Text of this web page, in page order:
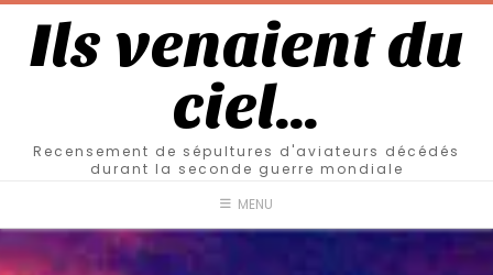
Ils venaient du
ciel…
Recensement de sépultures d'aviateurs décédés
durant la seconde guerre mondiale
MENU